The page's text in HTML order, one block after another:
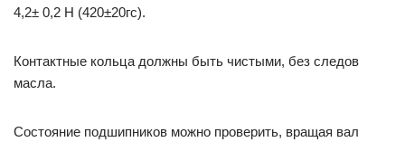
4,2± 0,2 Н (420±20гс).
Контактные кольца должны быть чистыми, без следов
масла.
Состояние подшипников можно проверить, вращая вал